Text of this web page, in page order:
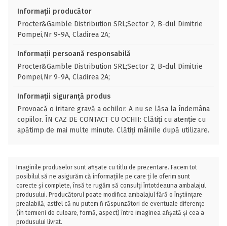
Informații producător
Procter&Gamble Distribution SRL;Sector 2, B-dul Dimitrie
Pompei,Nr 9-9A, Cladirea 2A;
Informații persoană responsabilă
Procter&Gamble Distribution SRL;Sector 2, B-dul Dimitrie
Pompei,Nr 9-9A, Cladirea 2A;
Informații siguranță produs
Provoacă o iritare gravă a ochilor. A nu se lăsa la îndemâna
copiilor. ÎN CAZ DE CONTACT CU OCHII: Clătiți cu atenție cu
apătimp de mai multe minute. Clătiţi mâinile după utilizare.
Imaginile produselor sunt afișate cu titlu de prezentare. Facem tot
posibilul să ne asigurăm că informațiile pe care ți le oferim sunt
corecte și complete, însă te rugăm să consulți întotdeauna ambalajul
produsului. Producătorul poate modifica ambalajul fără o înștiințare
prealabilă, astfel că nu putem fi răspunzători de eventuale diferențe
(în termeni de culoare, formă, aspect) între imaginea afișată și cea a
produsului livrat.